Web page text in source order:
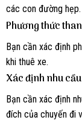
các con đường hẹp.
Phương thức
Bạn cần xác định
khi thuê xe.
Xác định nhu
Bạn cần xác định
đích của chuyến đi